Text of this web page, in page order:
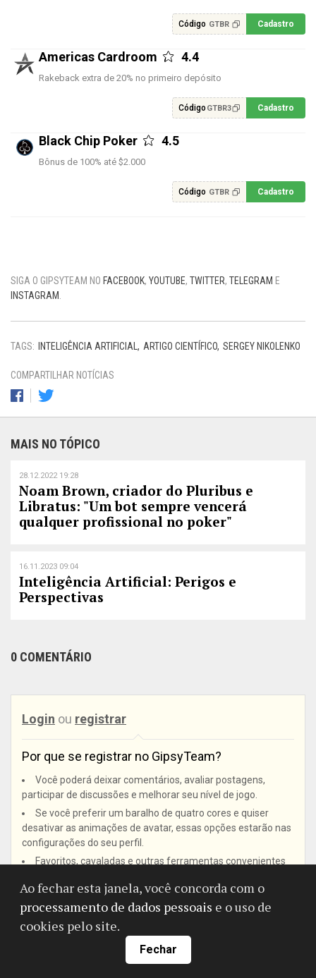
Código GTBR Cadastro
Americas Cardroom 4.4
Rakeback extra de 20% no primeiro depósito
Código GTBR3 Cadastro
Black Chip Poker 4.5
Bônus de 100% até $2.000
Código GTBR Cadastro
SIGA O GIPSYTEAM NO FACEBOOK, YOUTUBE, TWITTER, TELEGRAM E
INSTAGRAM
TAGS: INTELIGÊNCIA ARTIFICIAL ARTIGO CIENTÍFICO SERGEY NIKOLENKO
COMPARTILHAR NOTÍCIAS
MAIS NO TÓPICO
28.12.2022 19:28
Noam Brown, criador do Pluribus e
Libratus: "Um bot sempre vencerá
qualquer profissional no poker"
16.11.2023 09:04
Inteligência Artificial: Perigos e
Perspectivas
0 COMENTÁRIO
Login ou registrar
Por que se registrar no GipsyTeam?
Você poderá deixar comentários, avaliar postagens,
participar de discussões e melhorar seu nível de jogo.
Se você preferir um baralho de quatro cores e quiser
desativar as animações de avatar, essas opções estarão nas
configurações do seu perfil.
Favoritos, cavaladas e outras ferramentas convenientes
Em cada página, você verá onde novas postagens e
comentários apareceram.
Se você estiver registrado nas salas de poker GipsyTeam,
você receberá estatísticas de rake, pontos de bônus para
compras na loja, promoções exclusivas e suporte estendido.
Ao fechar esta janela, você concorda com o
processamento de dados pessoais e o uso de
cookies pelo site.
Fechar